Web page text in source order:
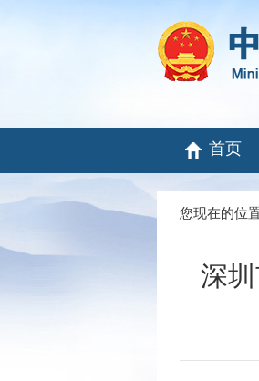
首页
您现在的位
深